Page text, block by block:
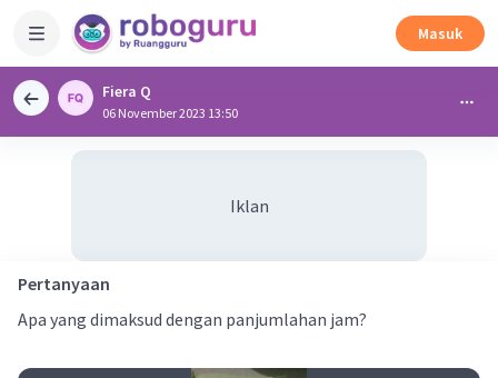
Masuk
Fiera Q
06 November 2023 13:50
Iklan
Pertanyaan
Apa yang dimaksud dengan panjumlahan jam?